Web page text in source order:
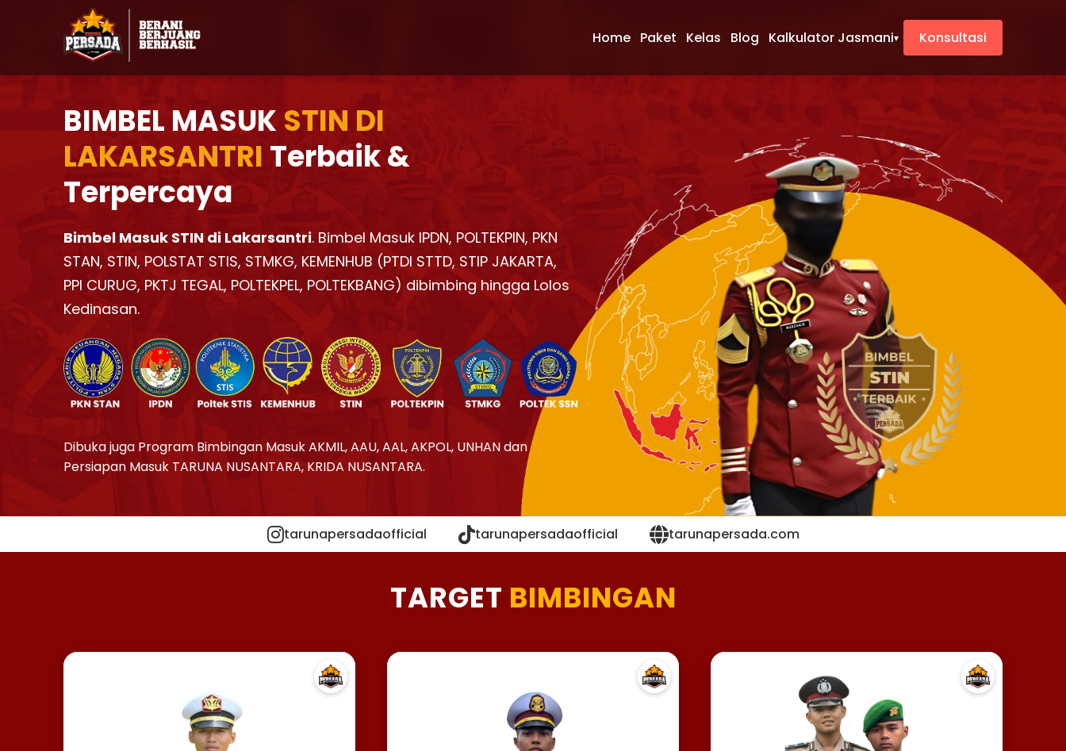
Home Paket Kelas Blog Kalkulator Jasmani▾ Konsultasi
BIMBEL MASUK STIN DI
LAKARSANTRI Terbaik &
Terpercaya
Bimbel Masuk STIN di Lakarsantri. Bimbel Masuk IPDN, POLTEKPIN, PKN
STAN, STIN, POLSTAT STIS, STMKG, KEMENHUB (PTDI STTD, STIP JAKARTA,
PPI CURUG, PKTJ TEGAL, POLTEKPEL, POLTEKBANG) dibimbing hingga Lolos
Kedinasan.
Dibuka juga Program Bimbingan Masuk AKMIL, AAU, AAL, AKPOL, UNHAN dan
Persiapan Masuk TARUNA NUSANTARA, KRIDA NUSANTARA.
tarunapersadaofficial tarunapersadaofficial tarunapersada.com
TARGET BIMBINGAN